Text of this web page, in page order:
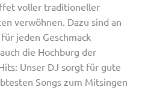
voller traditioneller
verwöhnen. Dazu sind an
jeden Geschmack
die Hochburg der
Unser DJ sorgt für gute
Songs zum Mitsingen